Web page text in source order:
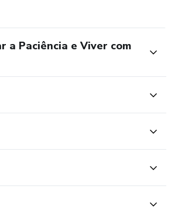
a Paciência e Viver com